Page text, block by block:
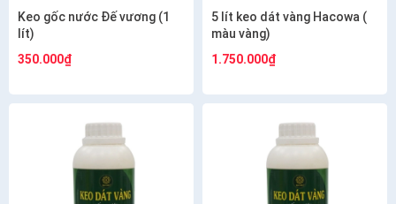
Keo gốc nước Đế vương (1
lít)
350.000₫
5 lít keo dát vàng Hacowa (
màu vàng)
1.750.000₫